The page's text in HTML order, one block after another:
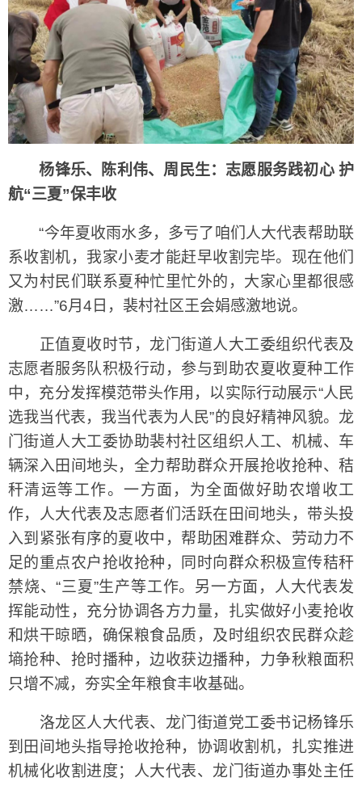
杨锋乐、陈利伟、周民生：志愿服务践初心 护
航“三夏”保丰收
“今年夏收雨水多，多亏了咱们人大代表帮助联
系收割机，我家小麦才能赶早收割完毕。现在他们
又为村民们联系夏种忙里忙外的，大家心里都很感
激……”6月4日，裴村社区王会娟感激地说。
正值夏收时节，龙门街道人大工委组织代表及
志愿者服务队积极行动，参与到助农夏收夏种工作
中，充分发挥模范带头作用，以实际行动展示“人民
选我当代表，我当代表为人民”的良好精神风貌。龙
门街道人大工委协助裴村社区组织人工、机械、车
辆深入田间地头，全力帮助群众开展抢收抢种、秸
秆清运等工作。一方面，为全面做好助农增收工
作，人大代表及志愿者们活跃在田间地头，带头投
入到紧张有序的夏收中，帮助困难群众、劳动力不
足的重点农户抢收抢种，同时向群众积极宣传秸秆
禁烧、“三夏”生产等工作。另一方面，人大代表发
挥能动性，充分协调各方力量，扎实做好小麦抢收
和烘干晾晒，确保粮食品质，及时组织农民群众趁
墒抢种、抢时播种，边收获边播种，力争秋粮面积
只增不减，夯实全年粮食丰收基础。
洛龙区人大代表、龙门街道党工委书记杨锋乐
到田间地头指导抢收抢种，协调收割机，扎实推进
机械化收割进度；人大代表、龙门街道办事处主任